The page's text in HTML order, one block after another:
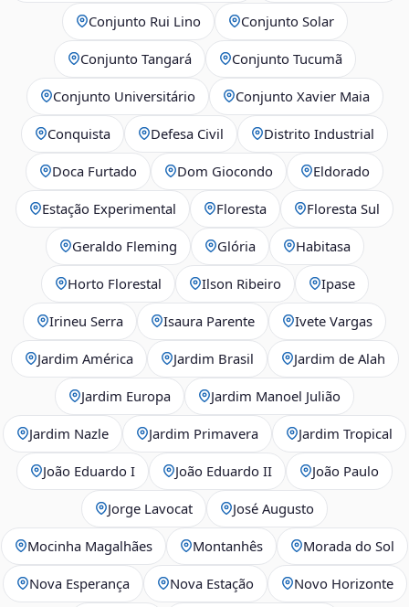
Conjunto Rui Lino Conjunto Solar
Conjunto Tangará Conjunto Tucumã
Conjunto Universitário Conjunto Xavier Maia
Conquista Defesa Civil Distrito Industrial
Doca Furtado Dom Giocondo Eldorado
Estação Experimental Floresta Floresta Sul
Geraldo Fleming Glória Habitasa
Horto Florestal Ilson Ribeiro Ipase
Irineu Serra Isaura Parente Ivete Vargas
Jardim América Jardim Brasil Jardim de Alah
Jardim Europa Jardim Manoel Julião
Jardim Nazle Jardim Primavera Jardim Tropical
João Eduardo I João Eduardo II João Paulo
Jorge Lavocat José Augusto
Mocinha Magalhães Montanhês Morada do Sol
Nova Esperança Nova Estação Novo Horizonte